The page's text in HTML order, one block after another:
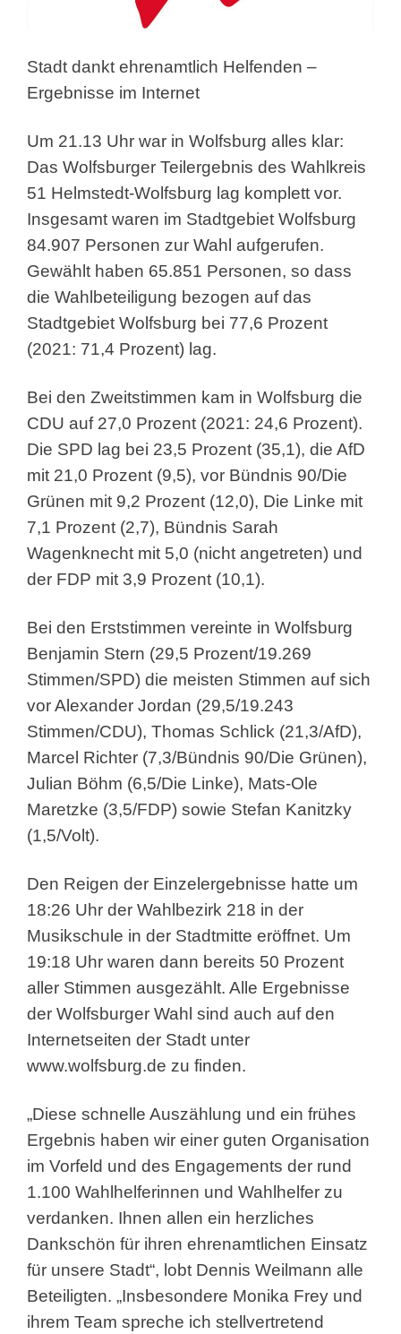
Stadt dankt ehrenamtlich Helfenden –
Ergebnisse im Internet
Um 21.13 Uhr war in Wolfsburg alles klar:
Das Wolfsburger Teilergebnis des Wahlkreis
51 Helmstedt-Wolfsburg lag komplett vor.
Insgesamt waren im Stadtgebiet Wolfsburg
84.907 Personen zur Wahl aufgerufen.
Gewählt haben 65.851 Personen, so dass
die Wahlbeteiligung bezogen auf das
Stadtgebiet Wolfsburg bei 77,6 Prozent
(2021: 71,4 Prozent) lag.
Bei den Zweitstimmen kam in Wolfsburg die
CDU auf 27,0 Prozent (2021: 24,6 Prozent).
Die SPD lag bei 23,5 Prozent (35,1), die AfD
mit 21,0 Prozent (9,5), vor Bündnis 90/Die
Grünen mit 9,2 Prozent (12,0), Die Linke mit
7,1 Prozent (2,7), Bündnis Sarah
Wagenknecht mit 5,0 (nicht angetreten) und
der FDP mit 3,9 Prozent (10,1).
Bei den Erststimmen vereinte in Wolfsburg
Benjamin Stern (29,5 Prozent/19.269
Stimmen/SPD) die meisten Stimmen auf sich
vor Alexander Jordan (29,5/19.243
Stimmen/CDU), Thomas Schlick (21,3/AfD),
Marcel Richter (7,3/Bündnis 90/Die Grünen),
Julian Böhm (6,5/Die Linke), Mats-Ole
Maretzke (3,5/FDP) sowie Stefan Kanitzky
(1,5/Volt).
Den Reigen der Einzelergebnisse hatte um
18:26 Uhr der Wahlbezirk 218 in der
Musikschule in der Stadtmitte eröffnet. Um
19:18 Uhr waren dann bereits 50 Prozent
aller Stimmen ausgezählt. Alle Ergebnisse
der Wolfsburger Wahl sind auch auf den
Internetseiten der Stadt unter
www.wolfsburg.de zu finden.
„Diese schnelle Auszählung und ein frühes
Ergebnis haben wir einer guten Organisation
im Vorfeld und des Engagements der rund
1.100 Wahlhelferinnen und Wahlhelfer zu
verdanken. Ihnen allen ein herzliches
Dankschön für ihren ehrenamtlichen Einsatz
für unsere Stadt“, lobt Dennis Weilmann alle
Beteiligten. „Insbesondere Monika Frey und
ihrem Team spreche ich stellvertretend